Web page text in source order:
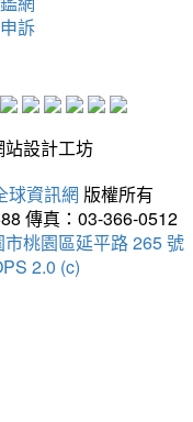
訴
設計工坊
球資訊網 版權所有
傳真：03-366-0512
桃園區延平路 265 號
2.0 (c)